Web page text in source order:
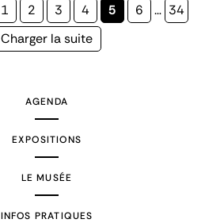
Page
1 Page
2 Page
3 Page
4
Page
5 Page
6 … Page
34
Page
Charger la suite
AGENDA
EXPOSITIONS
LE MUSÉE
INFOS PRATIQUES